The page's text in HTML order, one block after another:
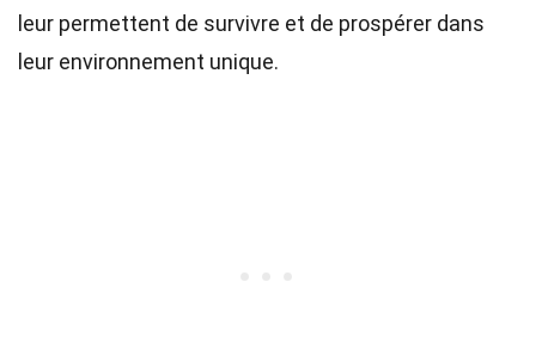
leur permettent de survivre et de prospérer dans
leur environnement unique.